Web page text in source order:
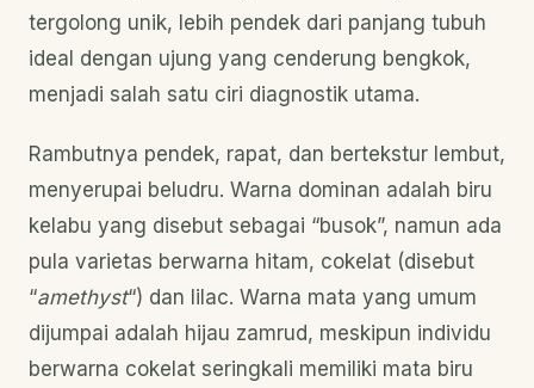
tergolong unik, lebih pendek dari panjang tubuh
ideal dengan ujung yang cenderung bengkok,
menjadi salah satu ciri diagnostik utama.
Rambutnya pendek, rapat, dan bertekstur lembut,
menyerupai beludru. Warna dominan adalah biru
kelabu yang disebut sebagai “busok”, namun ada
pula varietas berwarna hitam, cokelat (disebut
“amethyst“) dan lilac. Warna mata yang umum
dijumpai adalah hijau zamrud, meskipun individu
berwarna cokelat seringkali memiliki mata biru